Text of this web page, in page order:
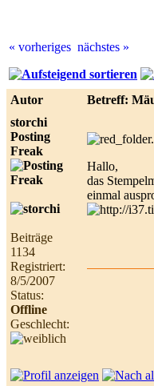
online
live
casino
reviews.
« vorheriges nächstes »
Autor
Betreff:
storchi
Posting
Freak
Beiträge
1134
Registriert:
8/5/2007
Status:
Offline
Geschlecht:
Hallo,
das
einmal